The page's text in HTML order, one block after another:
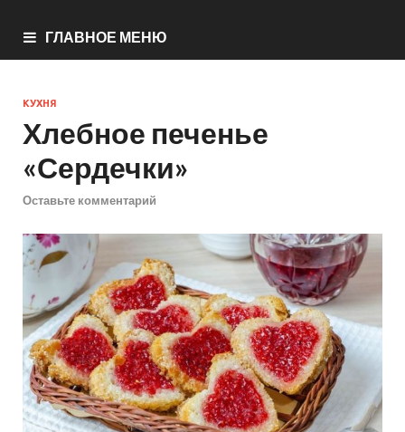
ГЛАВНОЕ МЕНЮ
КУХНЯ
Хлебное печенье
«Сердечки»
Оставьте комментарий